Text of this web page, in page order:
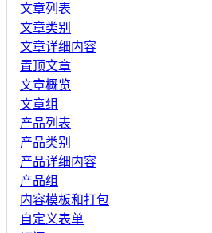
文章列表
文章类别
文章详细内容
置顶文章
文章概览
文章组
产品列表
产品类别
产品详细内容
产品组
内容模板和打包
自定义表单